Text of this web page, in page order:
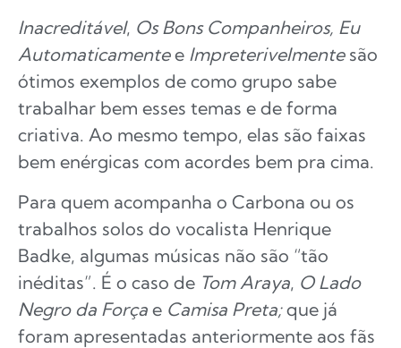
Inacreditável, Os Bons Companheiros, Eu
Automaticamentee Impreterivelmentesão
ótimos exemplos de como grupo sabe
trabalhar bem esses temas e de forma
criativa. Ao mesmo tempo, elas são faixas
bem enérgicas com acordes bem pra cima.
Para quem acompanha o Carbona ou os
trabalhos solos do vocalista Henrique
Badke, algumas músicas não são “tão
inéditas”. É o caso de Tom Araya, O Lado
Negro da Força e Camisa Preta;que já
foram apresentadas anteriormente aos fãs